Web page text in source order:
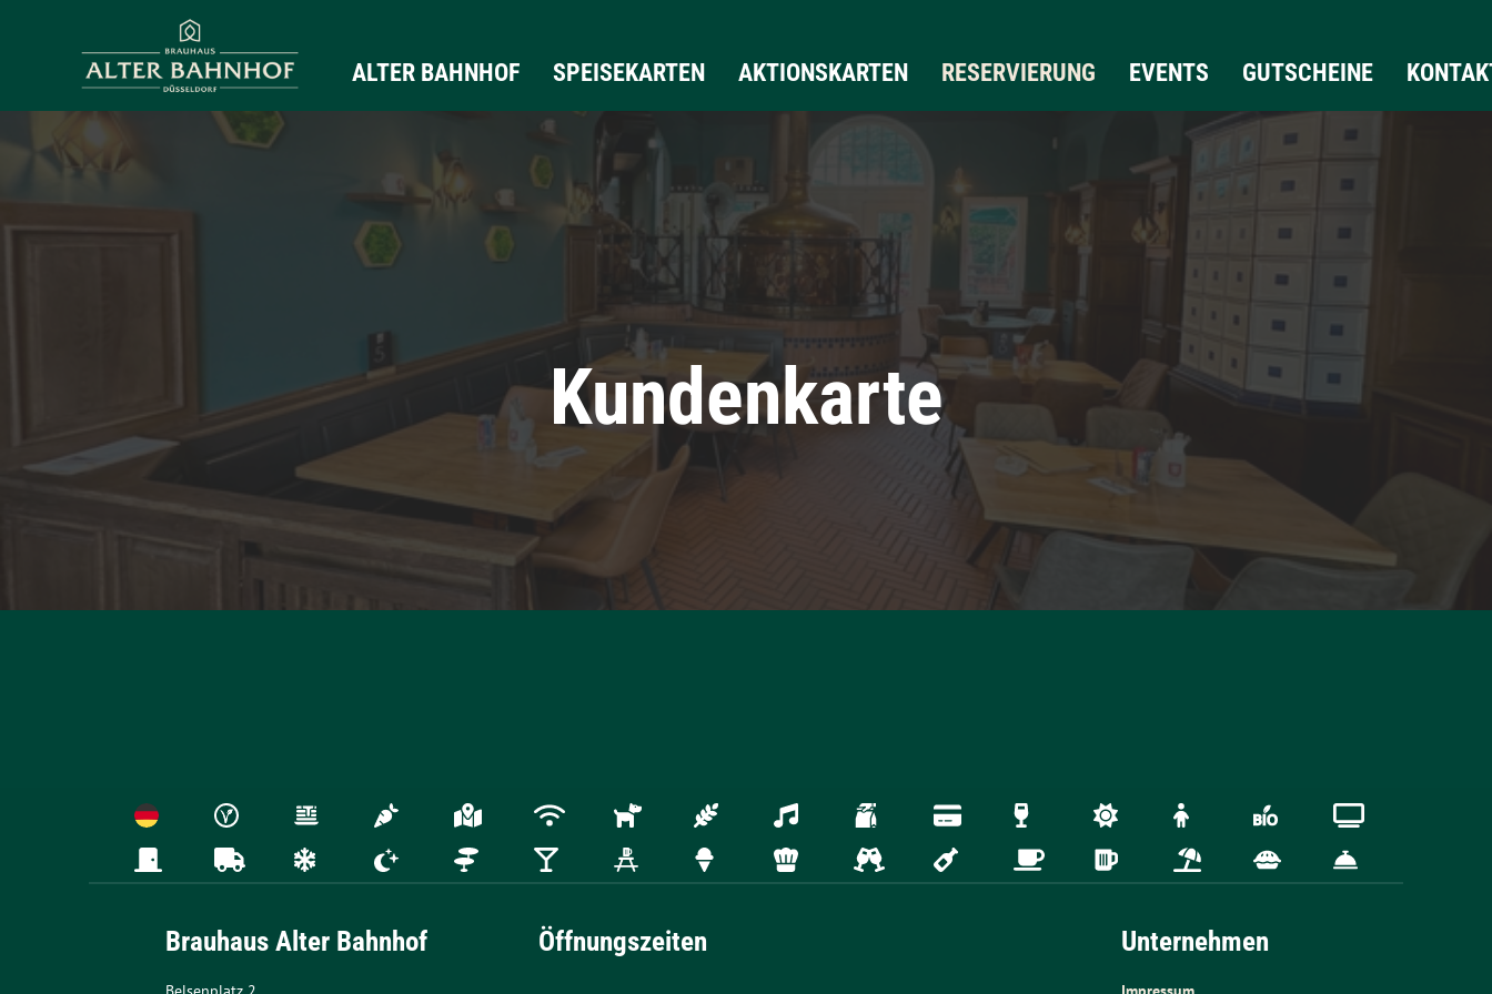
ALTER BAHNHOF SPEISEKARTEN AKTIONSKARTEN RESERVIERUNG EVENTS GUTSCHEINE
Kundenkarte
Brauhaus Alter Bahnhof Öffnungszeiten Unternehmen